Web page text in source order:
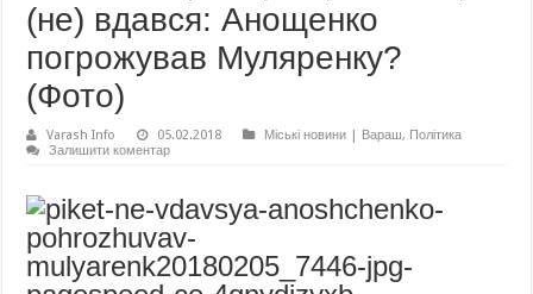
(не) вдався: Анощенко
погрожував Муляренку?
(Фото)
Varash Info 05.02.2018 Міські новини | Вараш, Політика
Залишити коментар